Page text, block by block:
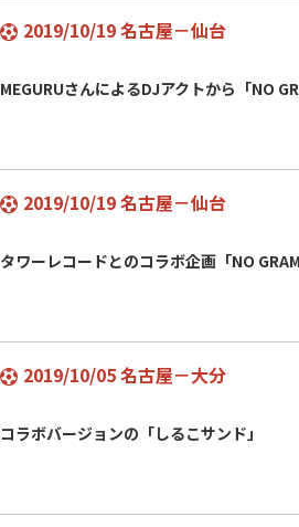
2019/10/19 名古屋－仙台
MEGURUさんによるDJアクトから「NO
2019/10/19 名古屋－仙台
タワーレコードとのコラボ企画「NO
2019/10/05 名古屋－大分
コラボバージョンの「しるこサンド」